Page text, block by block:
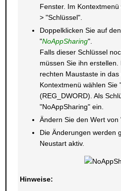
Fenster. Im
> "Schlüssel".
Doppelklicken Sie auf
"NoAppSharing".
Falls dieser Schlüssel
müssen Sie ihn
rechten Maustaste in
Kontextmenü wählen Sie
(REG_DWORD). Als
"NoAppSharing" ein.
Ändern Sie den Wert von
Die Änderungen werden
Neustart aktiv.
Hinweise: